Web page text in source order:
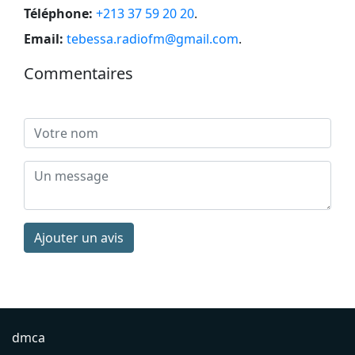
Téléphone: +213 37 59 20 20.
Email: tebessa.radiofm@gmail.com.
Commentaires
Ajouter un avis
dmca